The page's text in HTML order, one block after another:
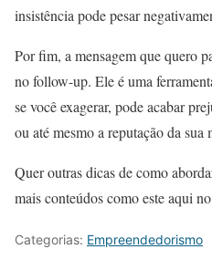
insistência pode pesar
Por fim, a mensagem que quero
no follow-up. Ele é uma
se você exagerar, pode acabar
ou até mesmo a reputação da sua
Quer outras dicas de como
mais conteúdos como este aqui no
Categorias: Empreendedorismo